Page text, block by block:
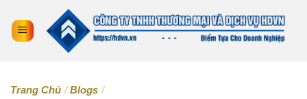
Trang Chủ / Blogs /